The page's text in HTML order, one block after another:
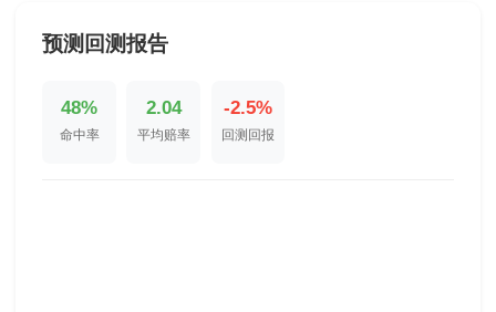
预测回测报告
48%
命中率
2.04
平均赔率
-2.5%
回测回报